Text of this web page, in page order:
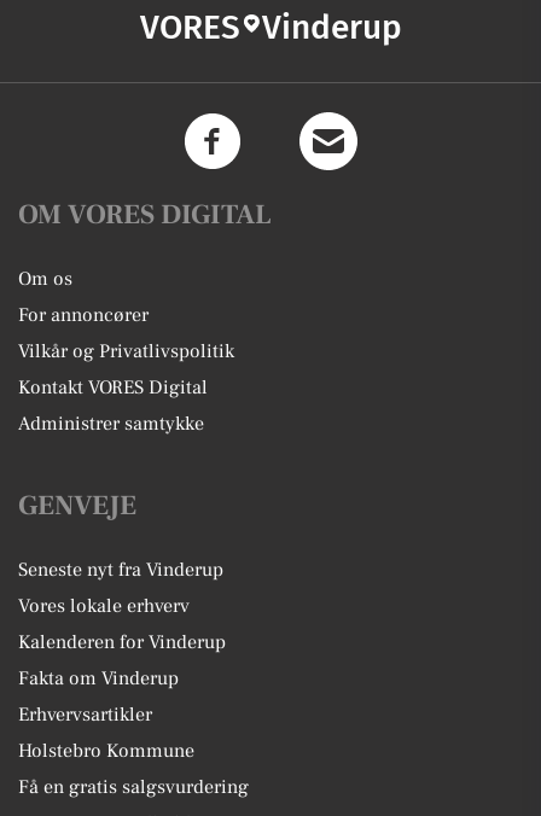
VORES Vinderup
OM VORES DIGITAL
Om os
For annoncører
Vilkår og Privatlivspolitik
Kontakt VORES Digital
Administrer samtykke
GENVEJE
Seneste nyt fra Vinderup
Vores lokale erhverv
Kalenderen for Vinderup
Fakta om Vinderup
Erhvervsartikler
Holstebro Kommune
Få en gratis salgsvurdering